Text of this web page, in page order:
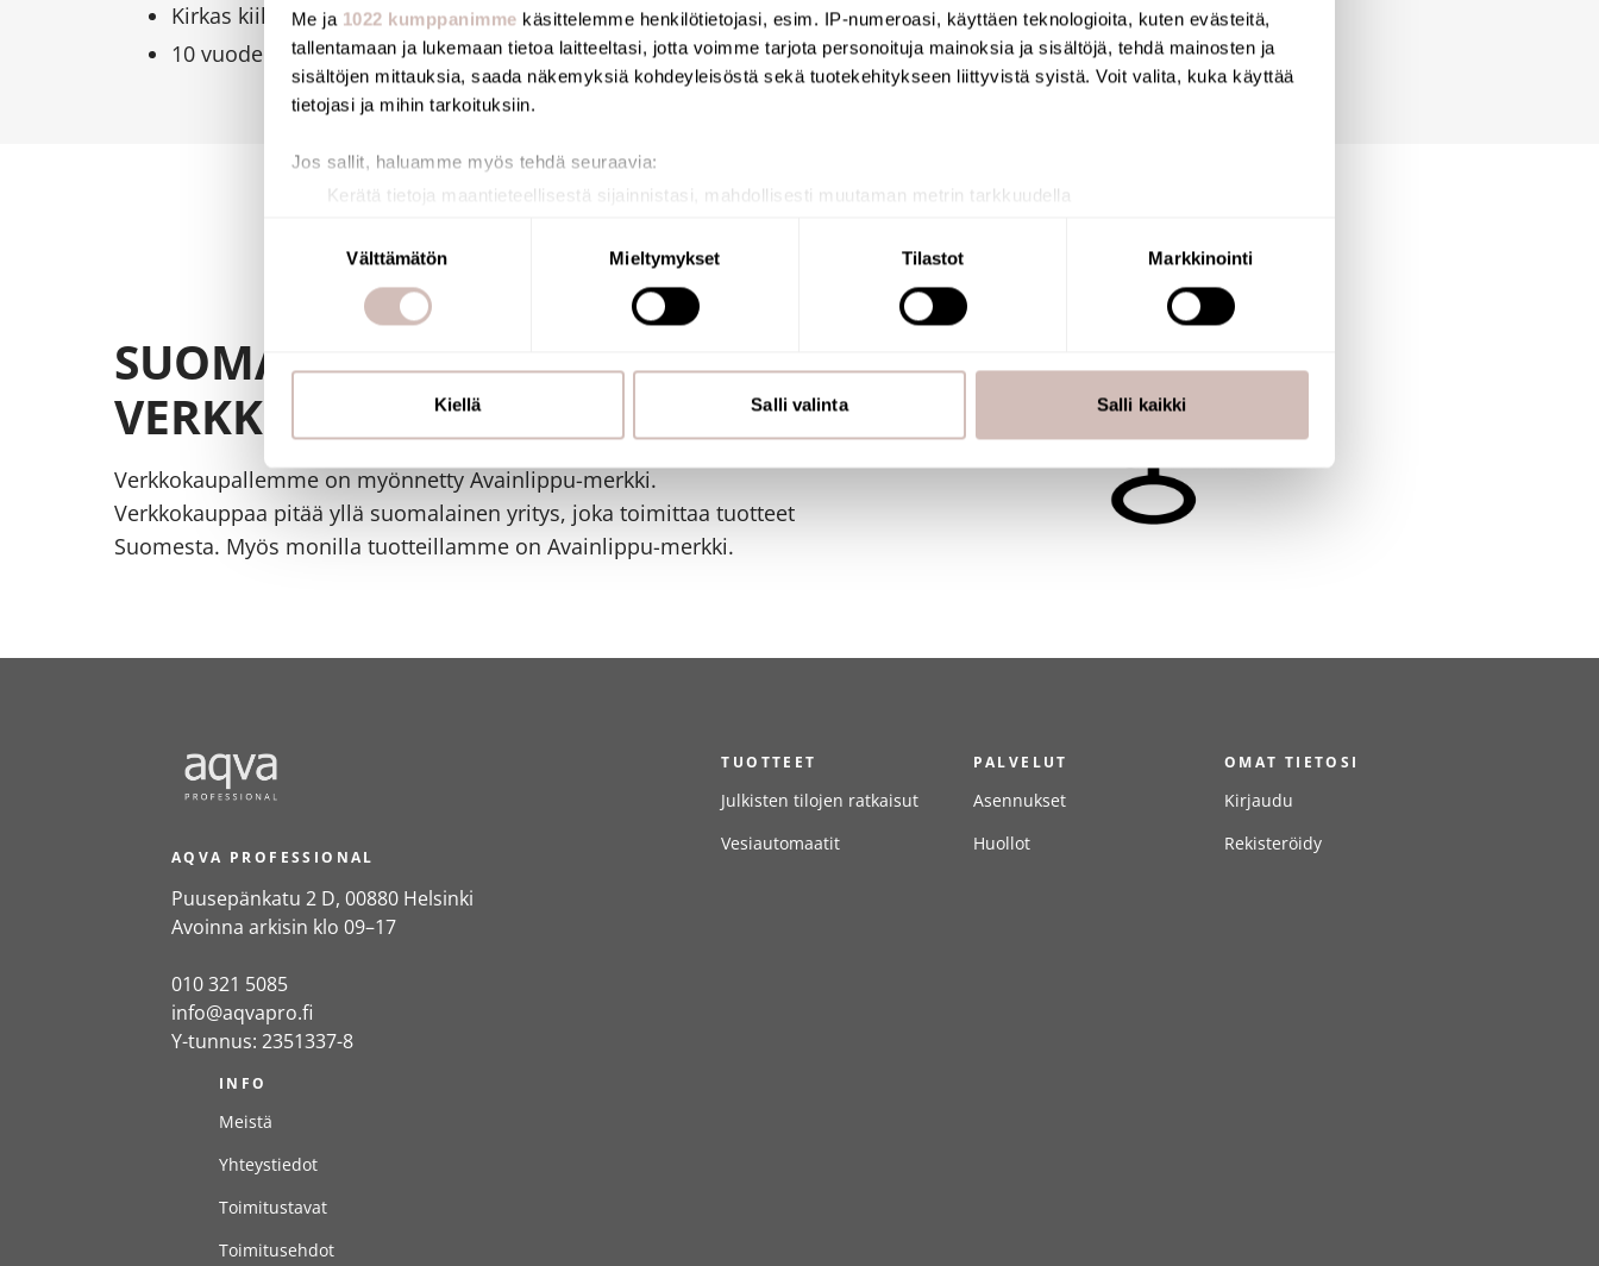
Me ja 1022 kumppanimme käsittelemme henkilötietojasi, esim. IP-numeroasi, käyttäen teknologioita, kuten evästeitä,
tallentamaan ja lukemaan tietoa laitteeltasi, jotta voimme tarjota personoituja mainoksia ja sisältöjä, tehdä mainosten ja
sisältöjen mittauksia, saada näkemyksiä kohdeyleisöstä sekä tuotekehitykseen liittyvistä syistä. Voit valita, kuka käyttää
tietojasi ja mihin tarkoituksiin.
Jos sallit, haluamme myös tehdä seuraavia:
Kerätä tietoja maantieteellisestä sijainnistasi, mahdollisesti muutaman metrin tarkkuudella
Lue lisää siitä, miten henkilötietojasi käsitellään ja miten voit määrittää asetuksesi
. Voit muuttaa
suostumustasi tai peruuttaa sen milloin vain evästeilmoituksessa.
ja kävijämäärämme analysoimiseen. Lisäksi jaamme sosiaalisen median, mainosalan ja analytiikka-alan
kumppaneillemme tietoja siitä, miten käytät sivustoamme. Kumppanimme voivat yhdistää näitä tietoja muihin tietoihin, joita
Välttämätön Mieltymykset Tilastot Markkinointi
Kiellä Salli valinta Salli kaikki
Kirkas kiillotettu ruostumaton teräs L. 205 mm, H. 670 mm
10 vuoden takuu
SUOMALAINEN
VERKKOKAUPPA
Verkkokaupallemme on myönnetty Avainlippu-merkki.
Verkkokauppaa pitää yllä suomalainen yritys, joka toimittaa tuotteet
Suomesta. Myös monilla tuotteillamme on Avainlippu-merkki.
AQVA PROFESSIONAL
Puusepänkatu 2 D, 00880 Helsinki
Avoinna arkisin klo 09–17
010 321 5085
info@aqvapro.fi
Y-tunnus: 2351337-8
TUOTTEET
Julkisten tilojen ratkaisut
Vesiautomaatit
PALVELUT
Asennukset
Huollot
OMAT TIETOSI
Kirjaudu
Rekisteröidy
INFO
Meistä
Yhteystiedot
Toimitustavat
Toimitusehdot